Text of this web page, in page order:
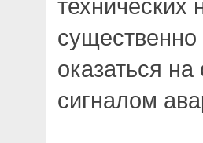
технических
существенно
оказаться
сигналом